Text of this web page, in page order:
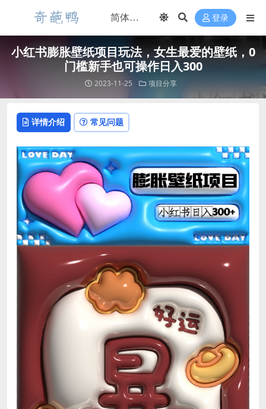
登录
小红书膨胀壁纸项目玩法，女生最爱的壁纸，0
门槛新手也可操作日入300
2023-11-25 项目分享
详情介绍 常见问题